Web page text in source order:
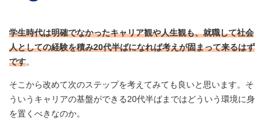
学生時代は明確でなかったキャリア観や人生観も、就職して社会
人としての経験を積み20代半ばになれば考えが固まって来るはず
です。
そこから改めて次のステップを考えてみても良いと思います。そ
ういうキャリアの基盤ができる20代半ばまではどういう環境に身
を置くべきなのか。